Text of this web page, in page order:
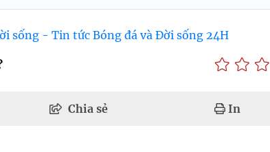
sống - Tin tức Bóng đá và Đời sống 24H
Chia sẻ In